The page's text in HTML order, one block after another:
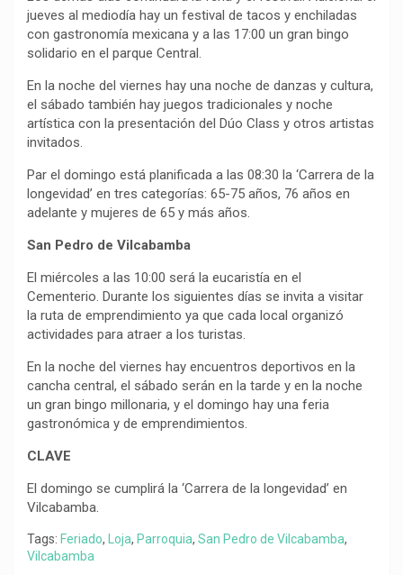
jueves al mediodía hay un festival de tacos y enchiladas
con gastronomía mexicana y a las 17:00 un gran bingo
solidario en el parque Central.
En la noche del viernes hay una noche de danzas y cultura,
el sábado también hay juegos tradicionales y noche
artística con la presentación del Dúo Class y otros artistas
invitados.
Par el domingo está planificada a las 08:30 la ‘Carrera de la
longevidad’ en tres categorías: 65-75 años, 76 años en
adelante y mujeres de 65 y más años.
San Pedro de Vilcabamba
El miércoles a las 10:00 será la eucaristía en el
Cementerio. Durante los siguientes días se invita a visitar
la ruta de emprendimiento ya que cada local organizó
actividades para atraer a los turistas.
En la noche del viernes hay encuentros deportivos en la
cancha central, el sábado serán en la tarde y en la noche
un gran bingo millonaria, y el domingo hay una feria
gastronómica y de emprendimientos.
CLAVE
El domingo se cumplirá la ‘Carrera de la longevidad’ en
Vilcabamba.
Tags: Feriado, Loja, Parroquia, San Pedro de Vilcabamba,
Vilcabamba